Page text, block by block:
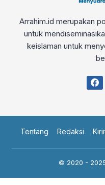
Arrahim.id merupakan
untuk
keislaman untuk
Tentang Redaksi
© 2020 -